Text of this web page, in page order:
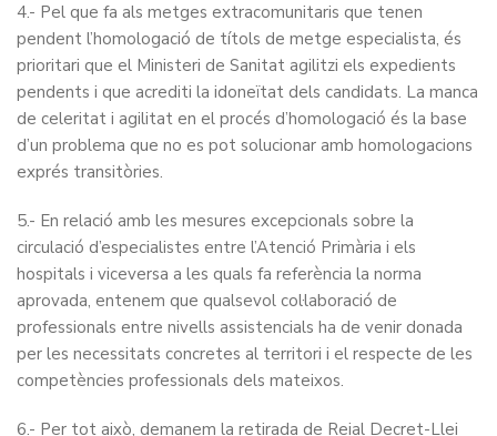
4.- Pel que fa als metges extracomunitaris que tenen
pendent l’homologació de títols de metge especialista, és
prioritari que el Ministeri de Sanitat agilitzi els expedients
pendents i que acrediti la idoneïtat dels candidats. La manca
de celeritat i agilitat en el procés d’homologació és la base
d’un problema que no es pot solucionar amb homologacions
exprés transitòries.
5.- En relació amb les mesures excepcionals sobre la
circulació d’especialistes entre l’Atenció Primària i els
hospitals i viceversa a les quals fa referència la norma
aprovada, entenem que qualsevol col·laboració de
professionals entre nivells assistencials ha de venir donada
per les necessitats concretes al territori i el respecte de les
competències professionals dels mateixos.
6.- Per tot això, demanem la retirada de Reial Decret-Llei